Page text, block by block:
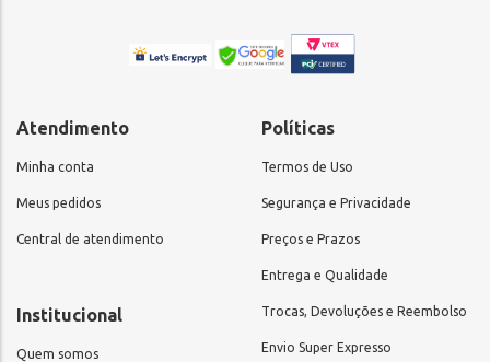
Atendimento
Minha conta
Meus pedidos
Central de atendimento
Institucional
Quem somos
Políticas
Termos de Uso
Segurança e Privacidade
Preços e Prazos
Entrega e Qualidade
Trocas, Devoluções e Reembolso
Envio Super Expresso